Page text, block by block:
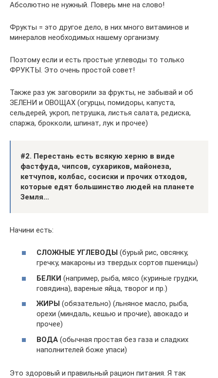
Абсолютно не нужный. Поверь мне на слово!
Фрукты = это другое дело, в них много витаминов и
минералов необходимых нашему организму.
Поэтому если и есть простые углеводы то только
ФРУКТЫ. Это очень простой совет!
Также раз уж заговорили за фрукты, не забывай и об
ЗЕЛЕНИ и ОВОЩАХ (огурцы, помидоры, капуста,
сельдерей, укроп, петрушка, листья салата, редиска,
спаржа, брокколи, шпинат, лук и прочее)
#2. Перестань есть всякую херню в виде
фастфуда, чипсов, сухариков, майонеза,
кетчупов, колбас, сосиски и прочих отходов,
которые едят большинство людей на планете
Земля…
Начини есть:
СЛОЖНЫЕ УГЛЕВОДЫ (бурый рис, овсянку,
гречку, макароны из твердых сортов пшеницы)
БЕЛКИ (например, рыба, мясо (куриные грудки,
говядина), вареные яйца, творог и пр.)
ЖИРЫ (обязательно) (льняное масло, рыба,
орехи (миндаль, кешью и прочие), авокадо и
прочее)
ВОДА (обычная простая без газа и сладких
наполнителей боже упаси)
Это здоровый и правильный рацион питания. Я так